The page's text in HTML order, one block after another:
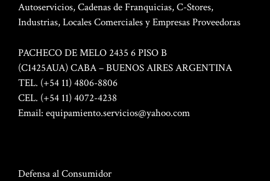
Autoservicios, Cadenas de Franquicias, C-Stores,
Industrias, Locales Comerciales y Empresas Proveedoras
PACHECO DE MELO 2435 6 PISO B
(C1425AUA) CABA – BUENOS AIRES ARGENTINA
TEL. (+54 11) 4806-8806
CEL. (+54 11) 4072-4238
Email: equipamiento.servicios@yahoo.com
Defensa al Consumidor